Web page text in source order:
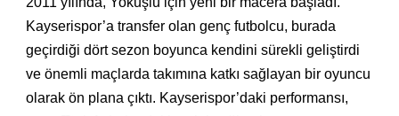
Kayserispor’a transfer olan genç futbolcu, burada
geçirdiği dört sezon boyunca kendini sürekli geliştirdi
ve önemli maçlarda takımına katkı sağlayan bir oyuncu
olarak ön plana çıktı. Kayserispor’daki performansı,